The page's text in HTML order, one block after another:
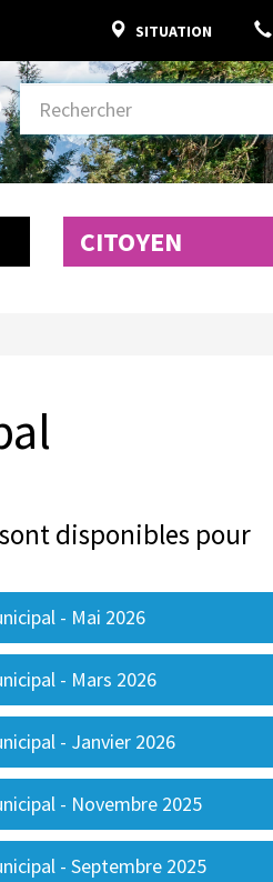
SITUATION
CITOYEN
disponibles pour
- Mai 2026
- Mars 2026
- Janvier 2026
- Novembre 2025
- Septembre 2025